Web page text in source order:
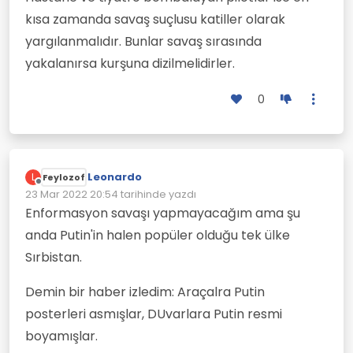
kısa zamanda savaş suçlusu katiller olarak
yargılanmalıdır. Bunlar savaş sırasında
yakalanırsa kurşuna dizilmelidirler.
0
L
Çevrimdışı
Feylozof Leonardo
23 Mar 2022 20:54 tarihinde yazdı
Son düzenleyen:
Enformasyon savaşı yapmayacağım ama şu
anda Putin'in halen popüler olduğu tek ülke
Sırbistan.
Demin bir haber izledim: Araçalra Putin
posterleri asmışlar, DUvarlara Putin resmi
boyamışlar.